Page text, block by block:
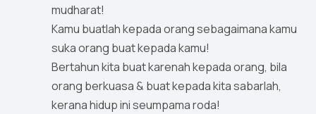
mudharat!
Kamu buatlah kepada orang sebagaimana kamu
suka orang buat kepada kamu!
Bertahun kita buat karenah kepada orang, bila
orang berkuasa & buat kepada kita sabarlah,
kerana hidup ini seumpama roda!